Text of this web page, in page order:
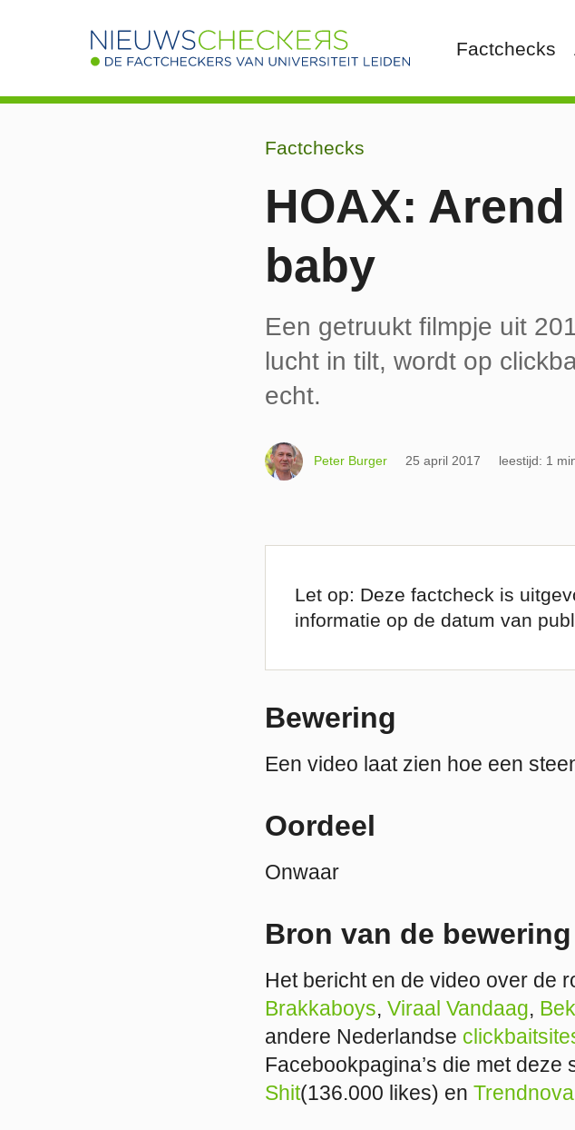
Factchecks
Factchecks
HOAX:
baby
Een getruukt filmpje uit
lucht in tilt, wordt op
echt.
Peter Burger 25 april 2017 leestijd: 1
Let op: Deze factcheck is
informatie op de datum van
Bewering
Een video laat zien hoe een
Oordeel
Onwaar
Bron van de bewering
Het bericht en de video over de
Brakkaboys, Viraal Vandaag,
andere Nederlandse
Facebookpagina’s die met
Shit(136.000 likes) en Trendnova